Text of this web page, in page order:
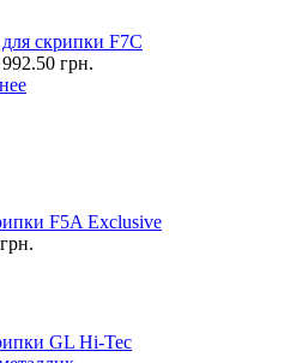
скрипки F7С
грн.
F5A Exclusive
GL Hi-Tec